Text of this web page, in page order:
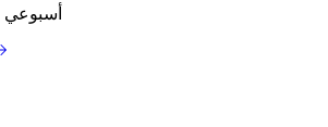
أسبوعي